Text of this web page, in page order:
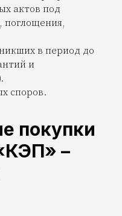
актов под
поглощения,
в период до
и
споров.
покупки
–